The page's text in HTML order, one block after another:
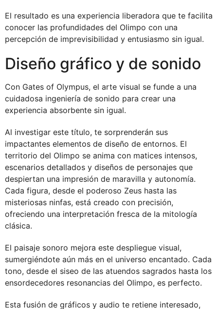
El resultado es una experiencia liberadora que te facilita
conocer las profundidades del Olimpo con una
percepción de imprevisibilidad y entusiasmo sin igual.
Diseño gráfico y de sonido
Con Gates of Olympus, el arte visual se funde a una
cuidadosa ingeniería de sonido para crear una
experiencia absorbente sin igual.
Al investigar este título, te sorprenderán sus
impactantes elementos de diseño de entornos. El
territorio del Olimpo se anima con matices intensos,
escenarios detallados y diseños de personajes que
despiertan una impresión de maravilla y autonomía.
Cada figura, desde el poderoso Zeus hasta las
misteriosas ninfas, está creado con precisión,
ofreciendo una interpretación fresca de la mitología
clásica.
El paisaje sonoro mejora este despliegue visual,
sumergiéndote aún más en el universo encantado. Cada
tono, desde el siseo de las atuendos sagrados hasta los
ensordecedores resonancias del Olimpo, es perfecto.
Esta fusión de gráficos y audio te retiene interesado,